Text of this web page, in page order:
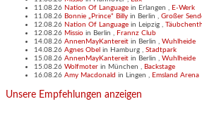
11.08.26 Nation Of Language in Erlangen
E-Werk
11.08.26 Bonnie „Prince“ Billy in Berlin
Großer
12.08.26 Nation Of Language in Leipzig
12.08.26 Missio in Berlin
Frannz Club
14.08.26 AnnenMayKantereit in Berlin
Wuhlheide
14.08.26 Agnes Obel in Hamburg
Stadtpark
15.08.26 AnnenMayKantereit in Berlin
Wuhlheide
15.08.26 Wolfmoter in München
Backstage
16.08.26 Amy Macdonald in Lingen Emsland Arena
Unsere Empfehlungen anzeigen